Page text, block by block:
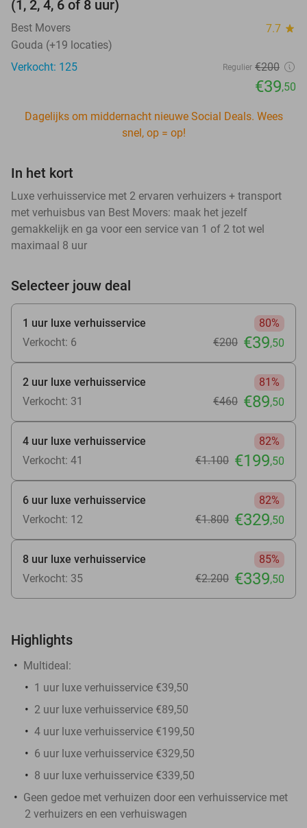
(1, 2, 4, 6 of 8 uur)
Best Movers 7.7 star
Gouda (+19 locaties)
Verkocht: 125
Regulier €200
€39,50
Dagelijks om middernacht nieuwe Social Deals. Wees
snel, op = op!
In het kort
Luxe verhuisservice met 2 ervaren verhuizers + transport
met verhuisbus van Best Movers: maak het jezelf
gemakkelijk en ga voor een service van 1 of 2 tot wel
maximaal 8 uur
Selecteer jouw deal
1 uur luxe verhuisservice
80%
Verkocht: 6
€200 €39,50
2 uur luxe verhuisservice
81%
Verkocht: 31
€460 €89,50
4 uur luxe verhuisservice
82%
Verkocht: 41
€1.100 €199,50
6 uur luxe verhuisservice
82%
Verkocht: 12
€1.800 €329,50
8 uur luxe verhuisservice
85%
Verkocht: 35
€2.200 €339,50
Highlights
Multideal:
1 uur luxe verhuisservice €39,50
2 uur luxe verhuisservice €89,50
4 uur luxe verhuisservice €199,50
6 uur luxe verhuisservice €329,50
8 uur luxe verhuisservice €339,50
Geen gedoe met verhuizen door een verhuisservice met
2 verhuizers en een verhuiswagen